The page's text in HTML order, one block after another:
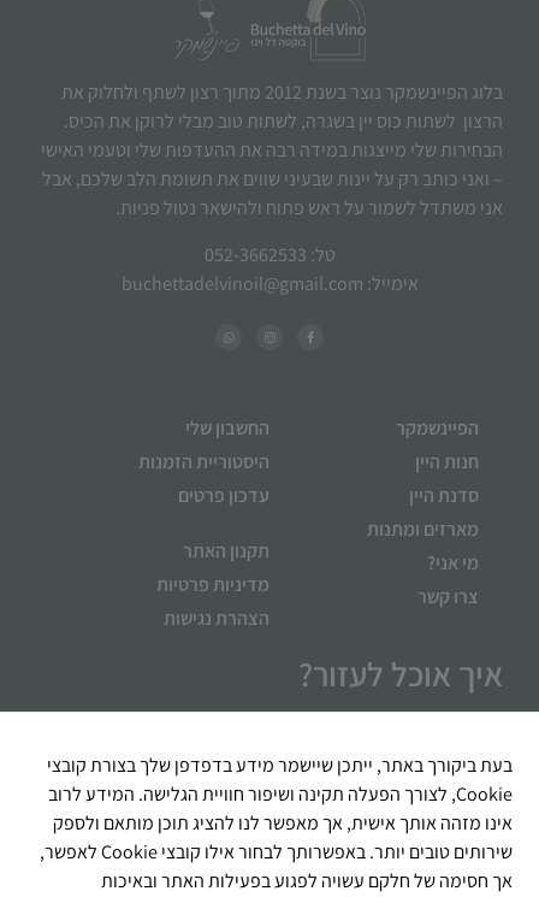
בלוג הפיינשמקר נוצר בשנת 2012 מתוך רצון לשתף ולחלוק את
הרצון לשתות כוס יין בשגרה, לשתות טוב מבלי לרוקן את הכיס.
הבחירות שלי מייצגות במידה רבה את ההעדפות שלי וטעמי האישי
– ואני כותב רק על יינות שבעיני שווים את תשומת הלב שלכם, אבל
אני משתדל לשמור על ראש פתוח ולהישאר נטול פניות.
טל: 052-3662533
אימייל: buchettadelvinoil@gmail.com
הפיינשמקר
חנות היין
סדנת היין
מארזים ומתנות
מי אני?
צרו קשר
החשבון שלי
היסטוריית הזמנות
עדכון פרטים
תקנון האתר
מדיניות פרטיות
הצהרת נגישות
איך אוכל לעזור?
בעת ביקורך באתר, ייתכן שיישמר מידע בדפדפן שלך בצורת קובצי
Cookie, לצורך הפעלה תקינה ושיפור חוויית הגלישה. המידע לרוב
אינו מזהה אותך אישית, אך מאפשר לנו להציג תוכן מותאם ולספק
שירותים טובים יותר. באפשרותך לבחור אילו קובצי Cookie לאפשר,
אך חסימה של חלקם עשויה לפגוע בפעילות האתר ובאיכות